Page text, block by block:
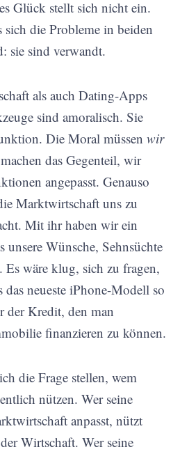
Glück stellt sich nicht ein.
die Probleme in beiden
sie sind verwandt.
als auch Dating-Apps
sind amoralisch. Sie
Die Moral müssen wir
das Gegenteil, wir
angepasst. Genauso
Marktwirtschaft uns zu
Mit ihr haben wir ein
unsere Wünsche, Sehnsüchte
wäre klug, sich zu fragen,
das neueste iPhone-Modell so
der Kredit, den man
finanzieren zu können.
die Frage stellen, wem
nützen. Wer seine
anpasst, nützt
Wirtschaft. Wer seine